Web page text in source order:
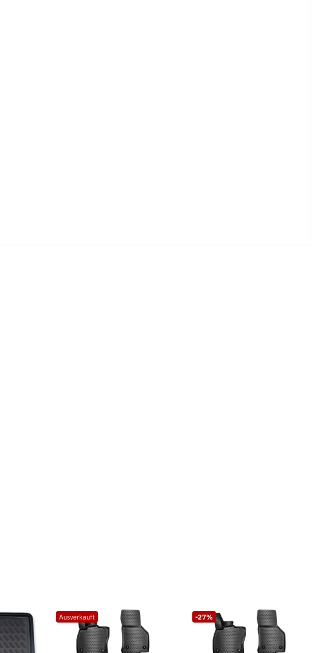
Ausverkauft -27%